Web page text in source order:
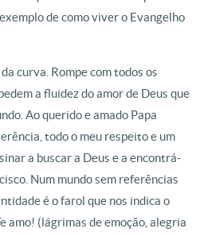
de como viver o Evangelho
curva. Rompe com todos os
a fluidez do amor de Deus que
Ao querido e amado Papa
todo o meu respeito e um
a buscar a Deus e a encontrá-
Num mundo sem referências
é o farol que nos indica o
amo! (lágrimas de emoção, alegria